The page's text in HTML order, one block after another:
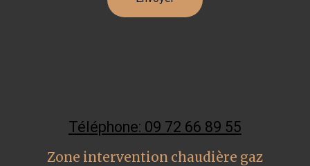
Téléphone: 09 72 66 89 55
Zone intervention chaudière gaz